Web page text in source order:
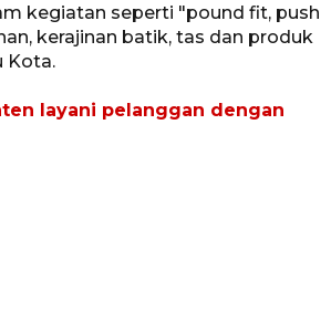
kegiatan seperti "pound fit, push
kerajinan batik, tas dan produk
Kota.
layani pelanggan dengan